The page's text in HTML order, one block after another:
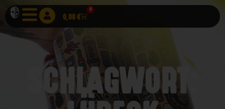
0,00€
0
SCHLAGWORT: